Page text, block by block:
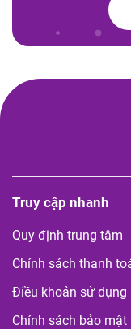
Truy cập nhanh
Quy định trung tâm
Chính sách thanh
Điều khoản sử dụng
Chính sách bảo mật